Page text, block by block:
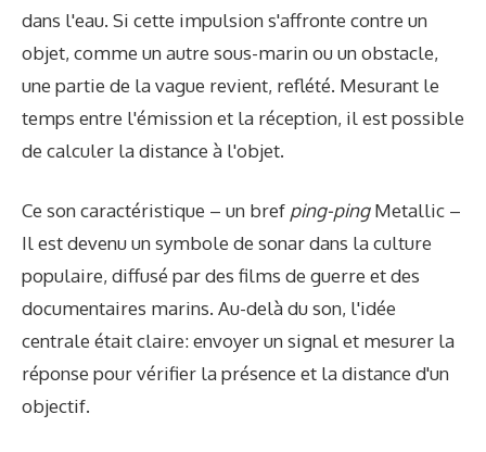
dans l'eau. Si cette impulsion s'affronte contre un
objet, comme un autre sous-marin ou un obstacle,
une partie de la vague revient, reflété. Mesurant le
temps entre l'émission et la réception, il est possible
de calculer la distance à l'objet.
Ce son caractéristique – un bref ping-pingMetallic –
Il est devenu un symbole de sonar dans la culture
populaire, diffusé par des films de guerre et des
documentaires marins. Au-delà du son, l'idée
centrale était claire: envoyer un signal et mesurer la
réponse pour vérifier la présence et la distance d'un
objectif.